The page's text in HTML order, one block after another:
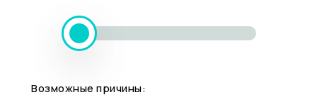
Возможные причины: